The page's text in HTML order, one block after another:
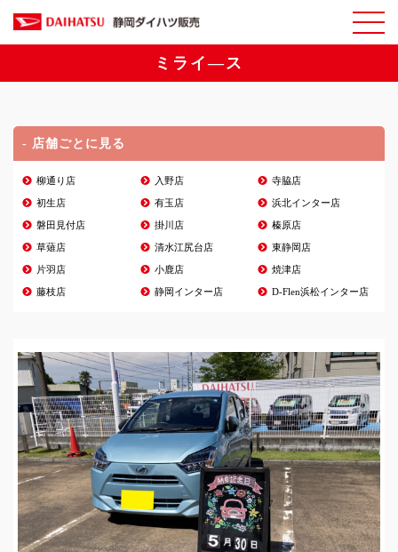
ミライ―ス
- 店舗ごとに見る
柳通り店 入野店 寺脇店
初生店 有玉店 浜北インター店
磐田見付店 掛川店 榛原店
草薙店 清水江尻台店 東静岡店
片羽店 小鹿店 焼津店
藤枝店 静岡インター店 D-Flen浜松インター店